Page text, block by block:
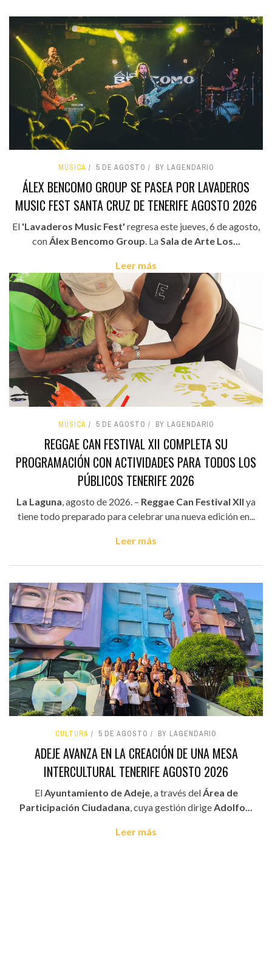
MÚSICA 5 DE AGOSTO BY LAGENDARIO
ÁLEX BENCOMO GROUP SE PASEA POR LAVADEROS
MUSIC FEST SANTA CRUZ DE TENERIFE AGOSTO 2026
El 'Lavaderos Music Fest' regresa este jueves, 6 de agosto,
conÁlex Bencomo Group. LaSala de Arte Los...
Leer más
MÚSICA 5 DE AGOSTO BY LAGENDARIO
REGGAE CAN FESTIVAL XII COMPLETA SU
PROGRAMACIÓN CON ACTIVIDADES PARA TODOS LOS
PÚBLICOS TENERIFE 2026
La Laguna , agosto de 2026. – Reggae Can Festival XII ya
tiene todo preparado para celebrar una nueva edición en...
Leer más
CULTURA 5 DE AGOSTO BY LAGENDARIO
ADEJE AVANZA EN LA CREACIÓN DE UNA MESA
INTERCULTURAL TENERIFE AGOSTO 2026
ElAyuntamiento de Adeje, a través delÁrea de
Participación Ciudadana, cuya gestión dirigeAdolfo...
Leer más